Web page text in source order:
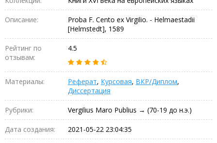
Описание:
Proba F. Cento ex Virgilio. - Helmaestadii
[Helmstedt], 1589
Рейтинг по
отзывам:
4.5
Материалы: Реферат, Курсовая, ВКР/Диплом,
Диссертация
Рубрики: Vergilius Maro Publius → (70-19 до н.э.)
Дата создания: 2021-05-22 23:04:35